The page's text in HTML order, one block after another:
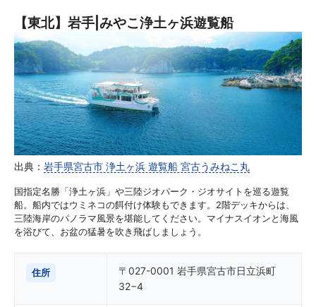
【東北】岩手|みやこ浄土ヶ浜遊覧船
出典： 岩手県宮古市 浄土ヶ浜 遊覧船 宮古うみねこ丸
国指定名勝「浄土ヶ浜」や三陸ジオパーク・ジオサイトを巡る遊覧
船。船内ではウミネコの餌付け体験もできます。2階デッキからは、
三陸海岸のパノラマ風景を堪能してください。マイナスイオンと海風
を浴びて、お盆の猛暑を吹き飛ばしましょう。
住所
〒027-0001 岩手県宮古市日立浜町
32−4